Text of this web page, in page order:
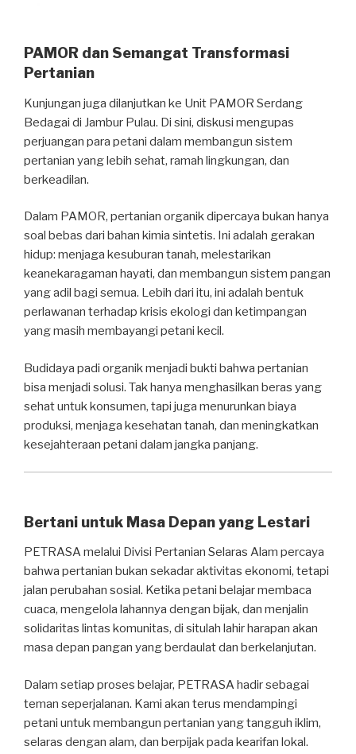
PAMOR dan Semangat Transformasi
Pertanian
Kunjungan juga dilanjutkan ke Unit PAMOR Serdang
Bedagai di Jambur Pulau. Di sini, diskusi mengupas
perjuangan para petani dalam membangun sistem
pertanian yang lebih sehat, ramah lingkungan, dan
berkeadilan.
Dalam PAMOR, pertanian organik dipercaya bukan hanya
soal bebas dari bahan kimia sintetis. Ini adalah gerakan
hidup: menjaga kesuburan tanah, melestarikan
keanekaragaman hayati, dan membangun sistem pangan
yang adil bagi semua. Lebih dari itu, ini adalah bentuk
perlawanan terhadap krisis ekologi dan ketimpangan
yang masih membayangi petani kecil.
Budidaya padi organik menjadi bukti bahwa pertanian
bisa menjadi solusi. Tak hanya menghasilkan beras yang
sehat untuk konsumen, tapi juga menurunkan biaya
produksi, menjaga kesehatan tanah, dan meningkatkan
kesejahteraan petani dalam jangka panjang.
Bertani untuk Masa Depan yang Lestari
PETRASA melalui Divisi Pertanian Selaras Alam percaya
bahwa pertanian bukan sekadar aktivitas ekonomi, tetapi
jalan perubahan sosial. Ketika petani belajar membaca
cuaca, mengelola lahannya dengan bijak, dan menjalin
solidaritas lintas komunitas, di situlah lahir harapan akan
masa depan pangan yang berdaulat dan berkelanjutan.
Dalam setiap proses belajar, PETRASA hadir sebagai
teman seperjalanan. Kami akan terus mendampingi
petani untuk membangun pertanian yang tangguh iklim,
selaras dengan alam, dan berpijak pada kearifan lokal.